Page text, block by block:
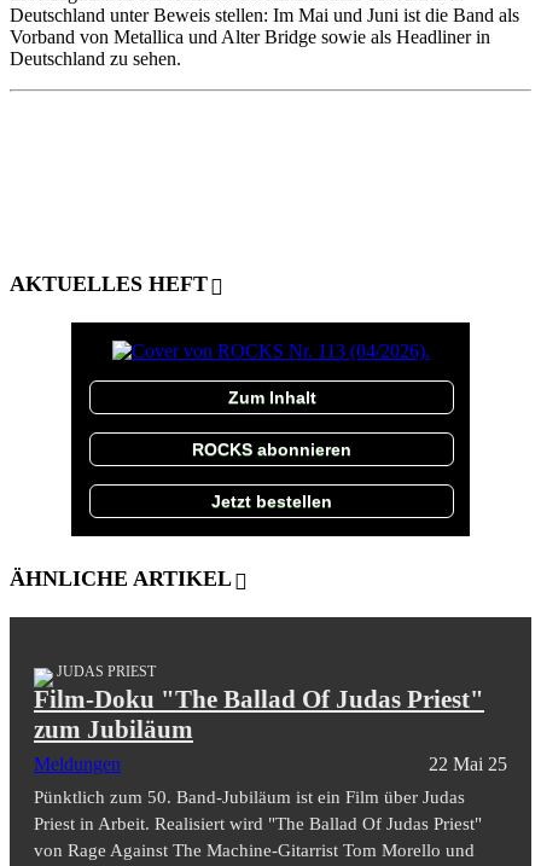
Deutschland unter Beweis stellen: Im Mai und Juni ist die Band als
Vorband von Metallica und Alter Bridge sowie als Headliner in
Deutschland zu sehen.
AKTUELLES HEFT
Zum Inhalt
ROCKS abonnieren
Jetzt bestellen
ÄHNLICHE ARTIKEL
JUDAS PRIEST
Film-Doku "The Ballad Of Judas Priest"
zum Jubiläum
Meldungen 22 Mai 25
Pünktlich zum 50. Band-Jubiläum ist ein Film über Judas
Priest in Arbeit. Realisiert wird "The Ballad Of Judas Priest"
von Rage Against The Machine-Gitarrist Tom Morello und